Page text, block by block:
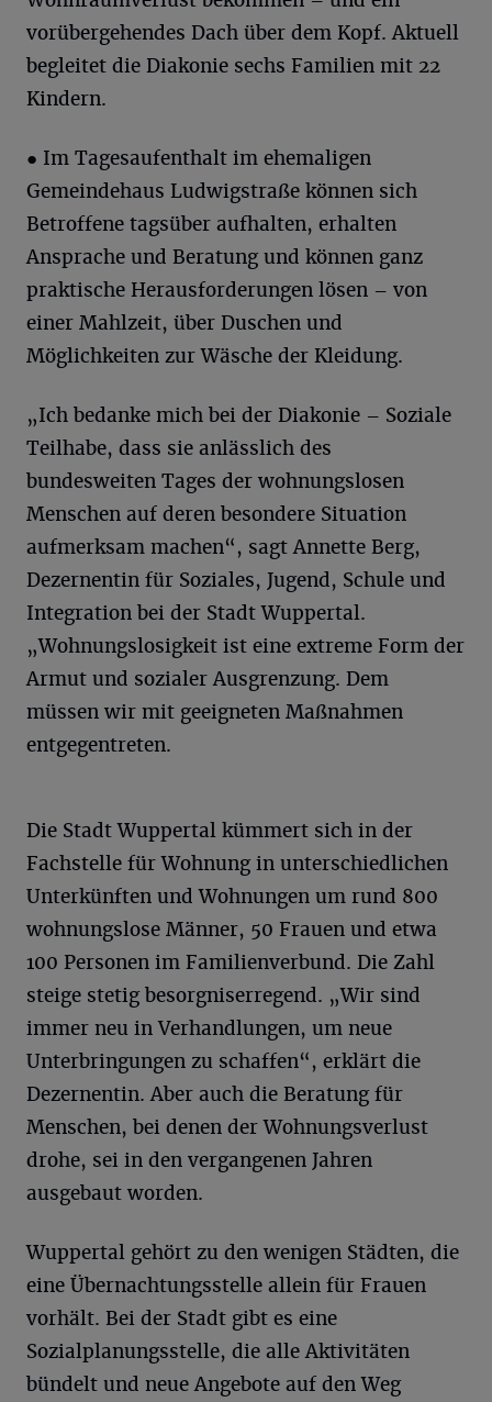
vorübergehendes Dach über dem Kopf. Aktuell
begleitet die Diakonie sechs Familien mit 22
Kindern.
● Im Tagesaufenthalt im ehemaligen
Gemeindehaus Ludwigstraße können sich
Betroffene tagsüber aufhalten, erhalten
Ansprache und Beratung und können ganz
praktische Herausforderungen lösen – von
einer Mahlzeit, über Duschen und
Möglichkeiten zur Wäsche der Kleidung.
„Ich bedanke mich bei der Diakonie – Soziale
Teilhabe, dass sie anlässlich des
bundesweiten Tages der wohnungslosen
Menschen auf deren besondere Situation
aufmerksam machen“, sagt Annette Berg,
Dezernentin für Soziales, Jugend, Schule und
Integration bei der Stadt Wuppertal.
„Wohnungslosigkeit ist eine extreme Form der
Armut und sozialer Ausgrenzung. Dem
müssen wir mit geeigneten Maßnahmen
entgegentreten.
Die Stadt Wuppertal kümmert sich in der
Fachstelle für Wohnung in unterschiedlichen
Unterkünften und Wohnungen um rund 800
wohnungslose Männer, 50 Frauen und etwa
100 Personen im Familienverbund. Die Zahl
steige stetig besorgniserregend. „Wir sind
immer neu in Verhandlungen, um neue
Unterbringungen zu schaffen“, erklärt die
Dezernentin. Aber auch die Beratung für
Menschen, bei denen der Wohnungsverlust
drohe, sei in den vergangenen Jahren
ausgebaut worden.
Wuppertal gehört zu den wenigen Städten, die
eine Übernachtungsstelle allein für Frauen
vorhält. Bei der Stadt gibt es eine
Sozialplanungsstelle, die alle Aktivitäten
bündelt und neue Angebote auf den Weg